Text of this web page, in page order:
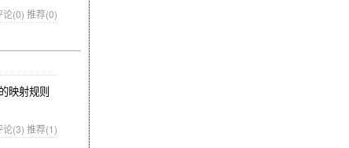
论(0) 推荐(0)
映射规则
论(3) 推荐(1)